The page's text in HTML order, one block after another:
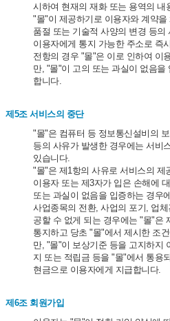
시하여 현재의 재화 또는 용역의
"몰"이 제공하기로 이용자와 계약
품절 또는 기술적 사양의 변경 등
이용자에게 통지 가능한 주소로 즉
전항의 경우 "몰"은 이로 인하여 이
만, "몰"이 고의 또는 과실이 없음
합니다.
제5조 서비스의 중단
"몰"은 컴퓨터 등 정보통신설비의
등의 사유가 발생한 경우에는 서비
있습니다.
"몰"은 제1항의 사유로 서비스의 제
이용자 또는 제3자가 입은 손해에
또는 과실이 없음을 입증하는 경우
사업종목의 전환, 사업의 포기, 업
공할 수 없게 되는 경우에는 "몰"은
통지하고 당초 "몰"에서 제시한 조
만, "몰"이 보상기준 등을 고지하지
지 또는 적립금 등을 "몰"에서 통용
현금으로 이용자에게 지급합니다.
제6조 회원가입